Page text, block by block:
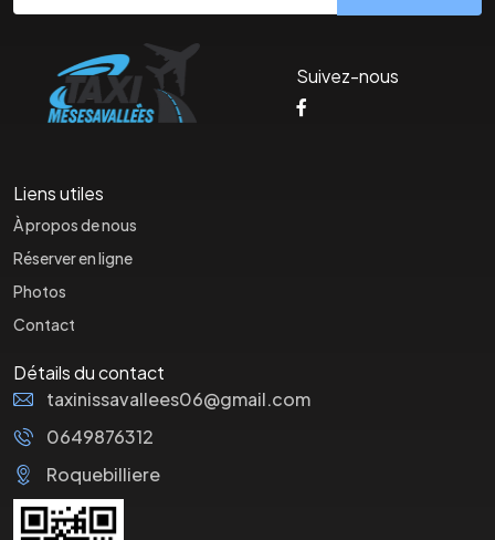
Suivez-nous
Liens utiles
À propos de nous
Réserver en ligne
Photos
Contact
Détails du contact
taxinissavallees06@gmail.com
0649876312
Roquebilliere